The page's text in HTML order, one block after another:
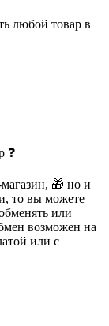
любой товар в
❓
магазин, 🎁 но и
то вы можете
или
возможен на
или с